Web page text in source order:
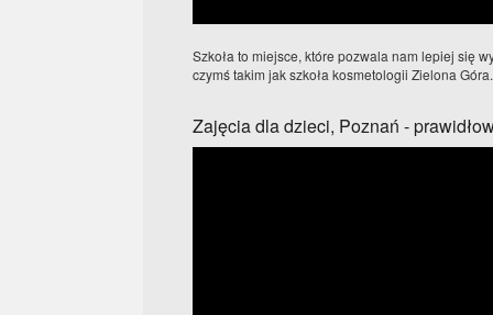
Szkoła to miejsce, które pozwala nam lepiej się
czymś takim jak szkoła kosmetologii Zielona
Zajęcia dla dzieci, Poznań -